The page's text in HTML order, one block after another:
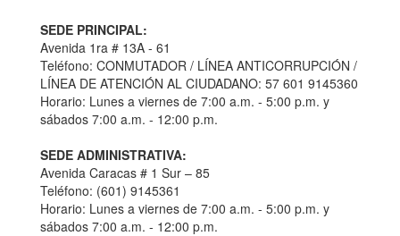
SEDE PRINCIPAL:
Avenida 1ra # 13A - 61
Teléfono: CONMUTADOR / LÍNEA ANTICORRUPCIÓN /
LÍNEA DE ATENCIÓN AL CIUDADANO: 57 601 9145360
Horario: Lunes a viernes de 7:00 a.m. - 5:00 p.m. y
sábados 7:00 a.m. - 12:00 p.m.
SEDE ADMINISTRATIVA:
Avenida Caracas # 1 Sur – 85
Teléfono: (601) 9145361
Horario: Lunes a viernes de 7:00 a.m. - 5:00 p.m. y
sábados 7:00 a.m. - 12:00 p.m.